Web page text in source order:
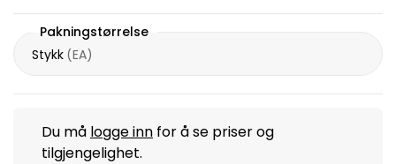
Pakningstørrelse
Stykk (EA)
Du må logge inn for å se priser og
tilgjengelighet.